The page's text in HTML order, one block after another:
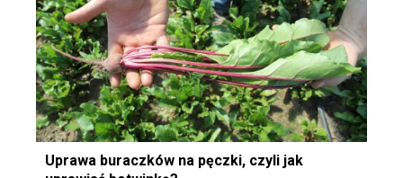
Uprawa buraczków na pęczki, czyli jak